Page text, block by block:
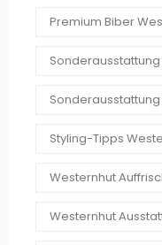
Premium Biber
Sonderausstattung
Styling-Tipps
Westernhut
Westernhut